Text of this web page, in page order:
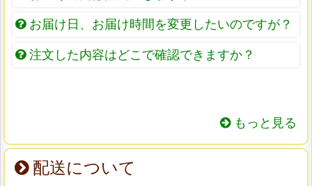
お届け日、お届け時間を変更したいのですが？
注文した内容はどこで確認できますか？
もっと見る
配送について